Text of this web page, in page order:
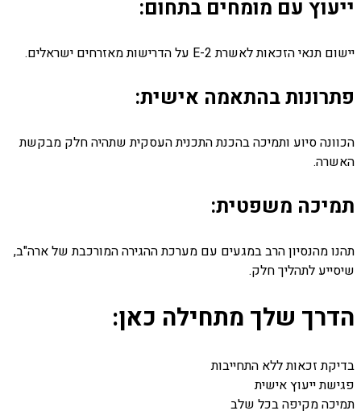
ייעוץ עם מומחים בתחום:
יישום תנאי הזכאות לאשרת E-2 על הדרישות מאזרחים ישראלים.
פתרונות בהתאמה אישית:
הכוונה סיוע ותמיכה בהכנת התכנית העסקית שתהיה חלק מבקשת
האשרה.
תמיכה משפטית:
תהנו מהנסיון הרב במגעים עם מערכת ההגירה המורכבת של ארה"ב,
שיסייע לתהליך חלק.
הדרך שלך מתחילה כאן:
בדיקת זכאות ללא התחייבות
פגישת ייעוץ אישית
תמיכה מקיפה בכל שלב